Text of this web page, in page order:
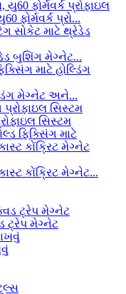
ફોર્મવર્ક પ્રો...
બુશિંગ મેગ્નેટ...
મેગ્નેટ અને...
સિસ્ટમ
કોંક્રિટ મેગ્નેટ...
ટ્રેપ મેગ્નેટ